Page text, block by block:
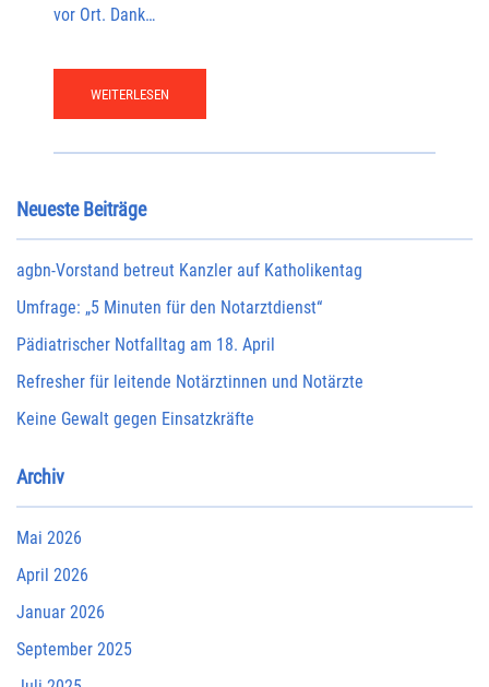
vor Ort. Dank…
WEITERLESEN
Neueste Beiträge
agbn-Vorstand betreut Kanzler auf Katholikentag
Umfrage: „5 Minuten für den Notarztdienst“
Pädiatrischer Notfalltag am 18. April
Refresher für leitende Notärztinnen und Notärzte
Keine Gewalt gegen Einsatzkräfte
Archiv
Mai 2026
April 2026
Januar 2026
September 2025